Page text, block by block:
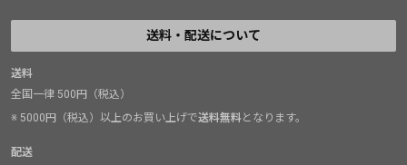
送料・配送について
送料
全国一律 500円（税込）
※ 5000円（税込）以上のお買い上げで送料無料となります。
配送